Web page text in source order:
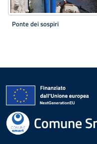
Ponte dei sospiri
Comune